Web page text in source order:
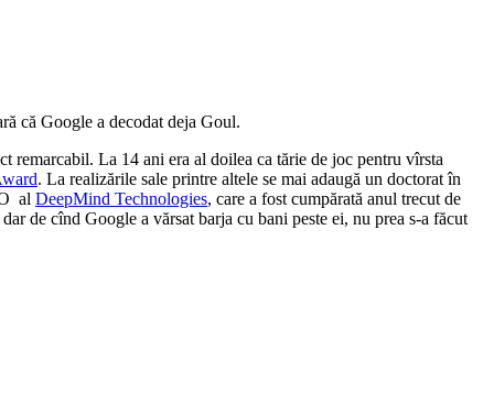
că Google a decodat deja Goul.
remarcabil. La 14 ani era al doilea ca tărie de joc pentru vîrsta
. La realizările sale printre altele se mai adaugă un doctorat în
al DeepMind Technologies, care a fost cumpărată anul trecut de
de cînd Google a vărsat barja cu bani peste ei, nu prea s-a făcut